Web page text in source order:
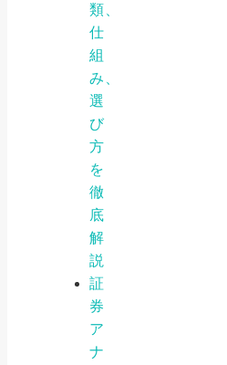
類、
仕
組
み、
選
び
方
を
徹
底
解
説
証
券
ア
ナ